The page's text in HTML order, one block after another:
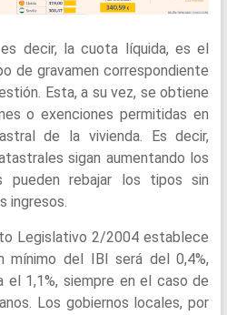
decir, la cuota líquida, es el
de gravamen correspondiente
Esta, a su vez, se obtiene
o exenciones permitidas en
de la vivienda. Es decir,
sigan aumentando los
pueden rebajar los tipos sin
ingresos.
Legislativo 2/2004 establece
mínimo del IBI será del 0,4%,
el 1,1%, siempre en el caso de
Los gobiernos locales, por